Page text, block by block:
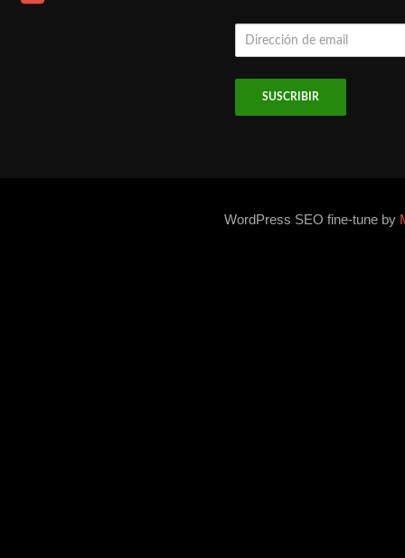
Dirección
WordPress SEO fine-tune by